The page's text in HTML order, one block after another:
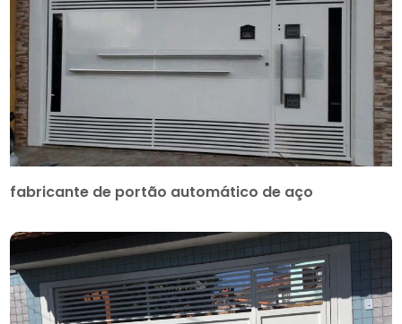
fabricante de portão automático de aço